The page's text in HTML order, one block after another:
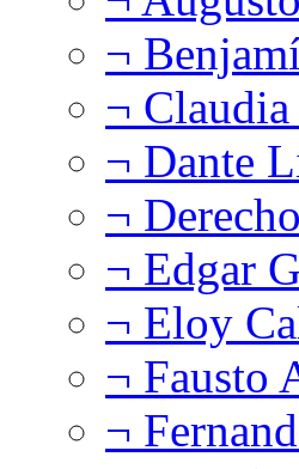
¬
¬
¬ Dante
¬
¬ Edgar
¬ Eloy
¬ Fausto
¬